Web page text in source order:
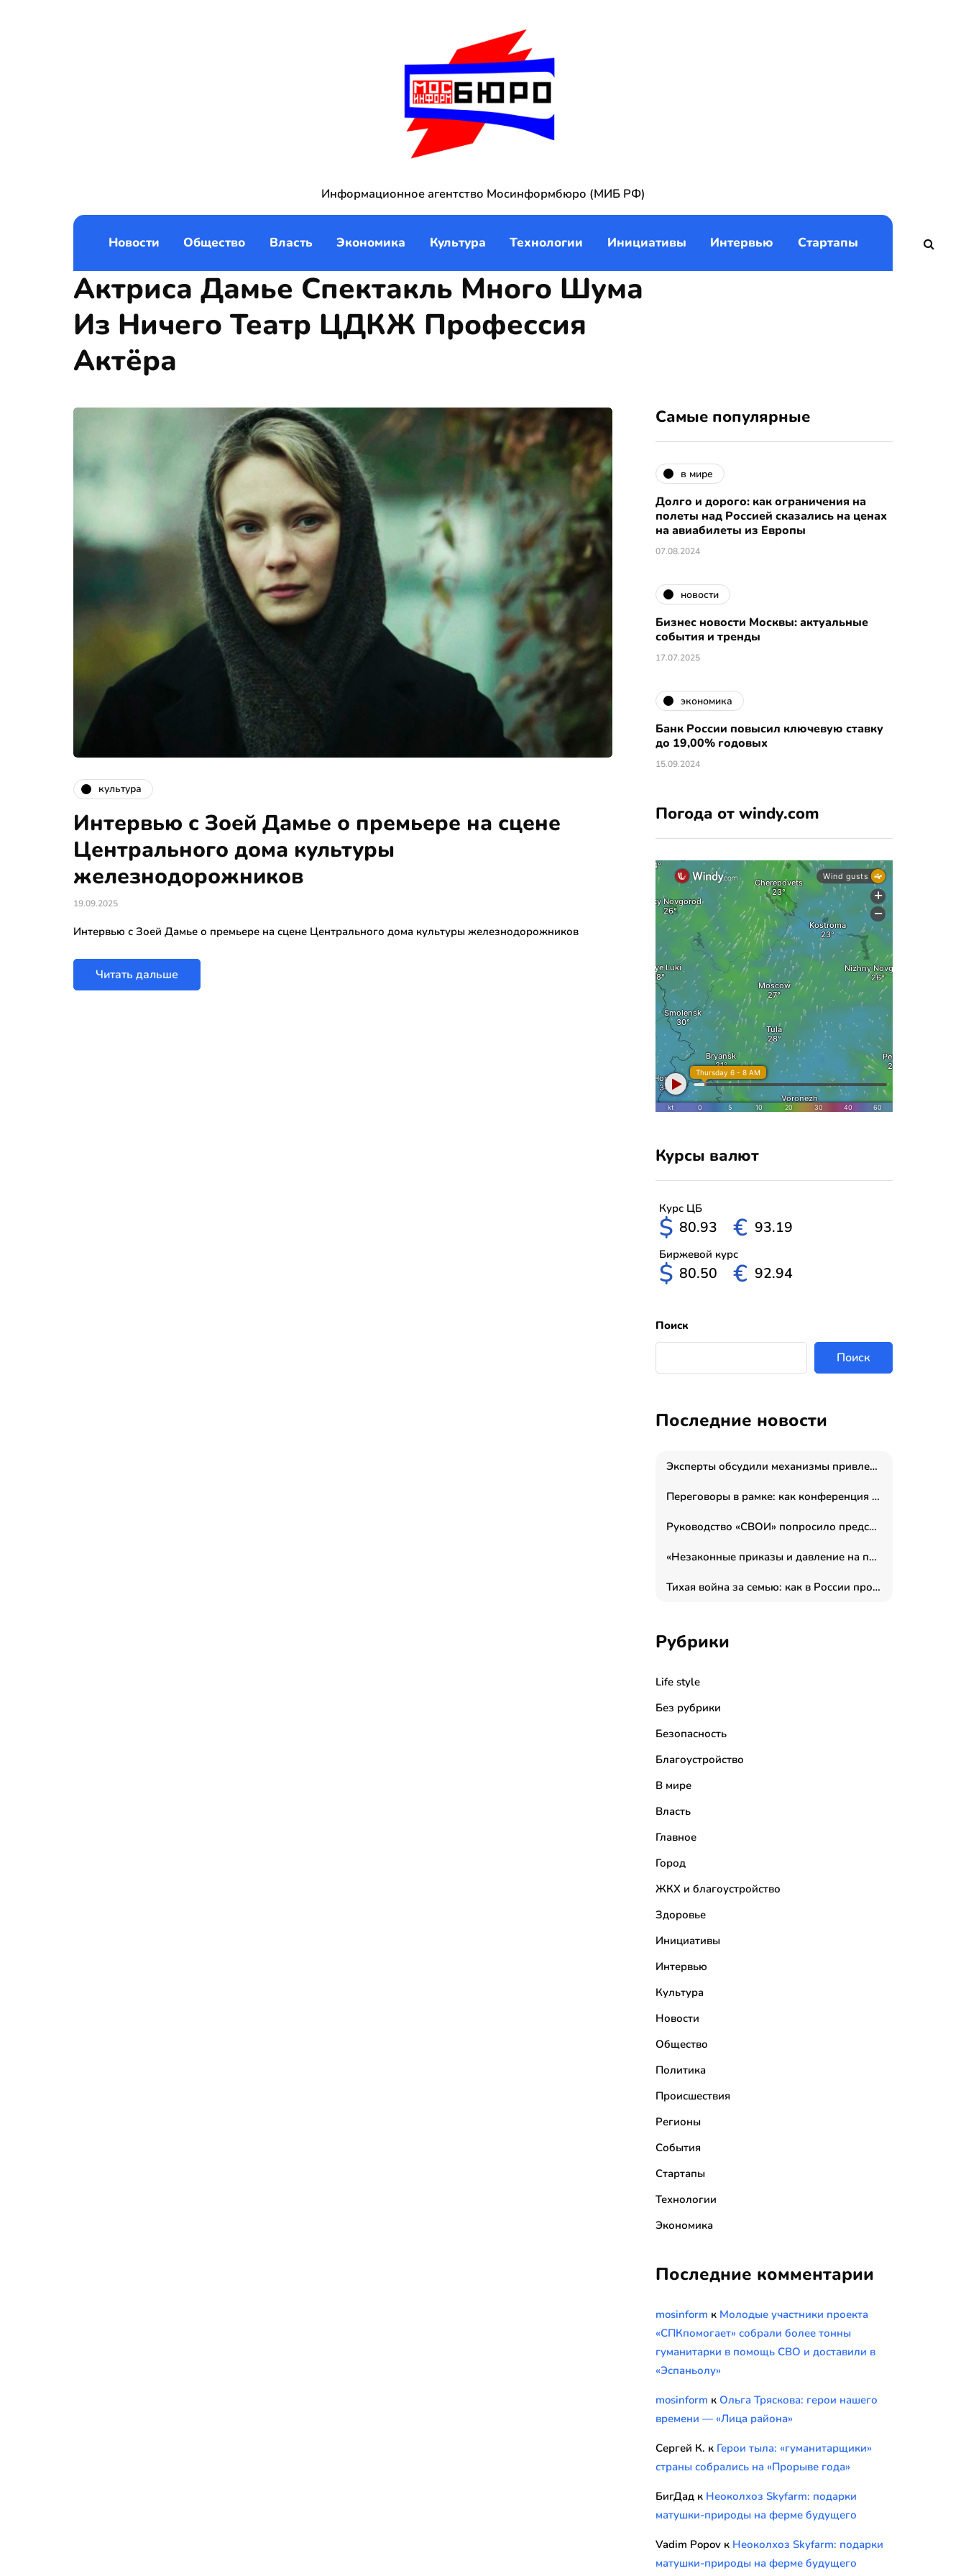
Информационное агентство Мосинформбюро (МИБ РФ)
Новости Общество Власть Экономика Культура Технологии Инициативы Интервью Стартапы
Актриса Дамье Спектакль Много Шума
Из Ничего Театр ЦДКЖ Профессия
Актёра
культура
Интервью с Зоей Дамье о премьере на сцене
Центрального дома культуры
железнодорожников
19.09.2025
Интервью с Зоей Дамье о премьере на сцене Центрального дома культуры железнодорожников
Читать дальше
Самые популярные
в мире
Долго и дорого: как ограничения на
полеты над Россией сказались на ценах
на авиабилеты из Европы
07.08.2024
новости
Бизнес новости Москвы: актуальные
события и тренды
17.07.2025
экономика
Банк России повысил ключевую ставку
до 19,00% годовых
15.09.2024
Погода от windy.com
Курсы валют
Курс ЦБ
$ 80.93 € 93.19
Биржевой курс
$ 80.50 € 92.94
Поиск
Поиск
Последние новости
Эксперты обсудили механизмы привлечения молодых специалистов в промышленные города
Переговоры в рамке: как конференция «Бизнес как искусство» переформатирует деловой этикет в стенах ТПП РФ
Руководство «СВОИ» попросило председателя СКР дать правовую оценку обысков в тыловом штабе
«Незаконные приказы и давление на полицию»: Эрнеста Султанова задержали у посольства Израиля во время одиночного пикета
Тихая война за семью: как в России прошла неделя правовой помощи
Рубрики
Life style
Без рубрики
Безопасность
Благоустройство
В мире
Власть
Главное
Город
ЖКХ и благоустройство
Здоровье
Инициативы
Интервью
Культура
Новости
Общество
Политика
Происшествия
Регионы
События
Стартапы
Технологии
Экономика
Последние комментарии
mosinform к Молодые участники проекта
«СПКпомогает» собрали более тонны
гуманитарки в помощь СВО и доставили в
«Эспаньолу»
mosinform к Ольга Тряскова: герои нашего
времени — «Лица района»
Сергей К. к Герои тыла: «гуманитарщики»
страны собрались на «Прорыве года»
БигДад к Неоколхоз Skyfarm: подарки
матушки-природы на ферме будущего
Vadim Popov к Неоколхоз Skyfarm: подарки
матушки-природы на ферме будущего